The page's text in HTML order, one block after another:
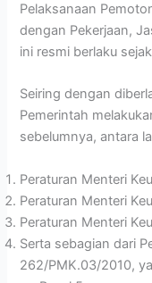
Pelaksanaan
dengan Pekerjaan,
ini resmi berlaku
Seiring dengan
Pemerintah
sebelumnya, antara
Peraturan Menteri
Peraturan Menteri
Peraturan Menteri
Serta sebagian dari
262/PMK.03/2010,